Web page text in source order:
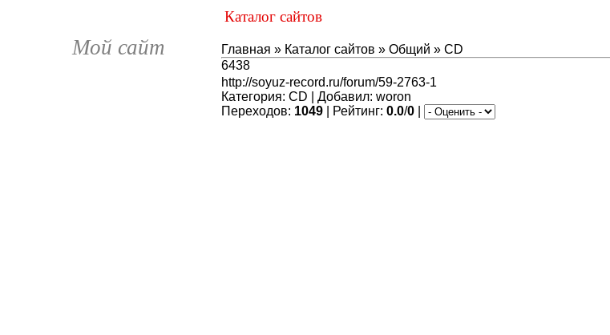
Мой сайт
Каталог сайтов
Главная » Каталог сайтов » Общий » CD
6438
http://soyuz-record.ru/forum/59-2763-1
Категория: CD Добавил: woron
Переходов: 1049 Рейтинг: 0.0/0